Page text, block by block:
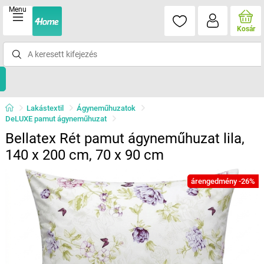
Menu
Kosár
Lakástextil
Ágyneműhuzatok
DeLUXE pamut ágyneműhuzat
Bellatex Rét pamut ágyneműhuzat lila,
140 x 200 cm, 70 x 90 cm
árengedmény -26%